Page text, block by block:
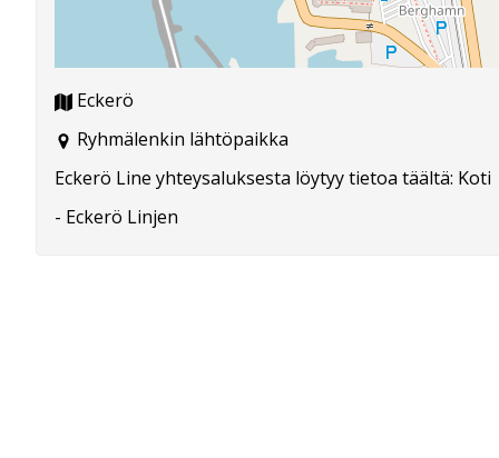
Eckerö
Ryhmälenkin lähtöpaikka
Eckerö Line yhteysaluksesta löytyy tietoa täältä: Koti
- Eckerö Linjen